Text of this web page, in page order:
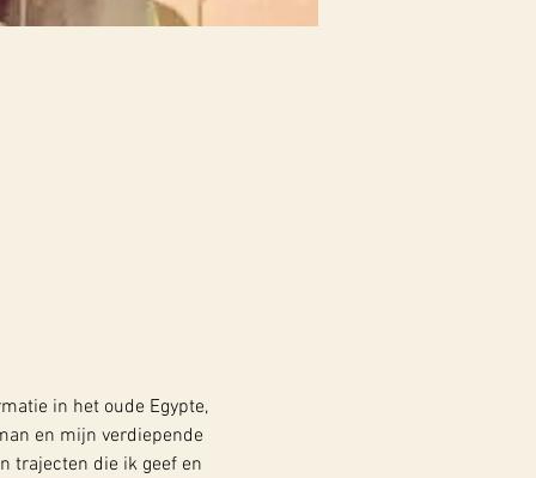
in het oude Egypte,
en mijn verdiepende
trajecten die ik geef en